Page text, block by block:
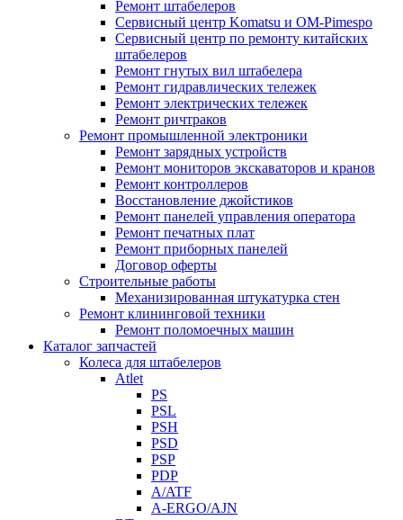
Ремонт штабелеров
Сервисный центр Komatsu и OM-Pimespo
Сервисный центр по ремонту китайских
штабелеров
Ремонт гнутых вил штабелера
Ремонт гидравлических тележек
Ремонт электрических тележек
Ремонт ричтраков
Ремонт промышленной электроники
Ремонт зарядных устройств
Ремонт мониторов экскаваторов и кранов
Ремонт контроллеров
Восстановление джойстиков
Ремонт панелей управления оператора
Ремонт печатных плат
Ремонт приборных панелей
Договор оферты
Строительные работы
Механизированная штукатурка стен
Ремонт клининговой техники
Ремонт поломоечных машин
Каталог запчастей
Колеса для штабелеров
Atlet
PS
PSL
PSH
PSD
PSP
PDP
A/ATF
A-ERGO/AJN